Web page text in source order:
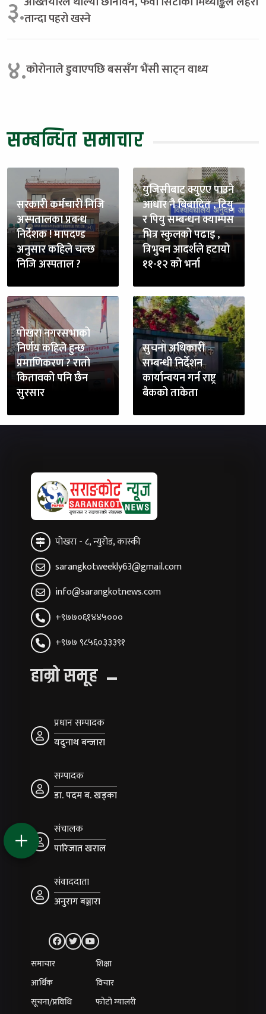
३.तान्दा पहरो खस्ने
४.कोरोनाले डुवाएपछि बससँग भैंसी साट्न वाध्य
सम्बन्धित समाचार
सरकारी कर्मचारी निजि
अस्पतालका प्रबन्ध
निर्देशक ! मापदण्ड
अनुसार कहिले चल्छ
निजि अस्पताल ?
युजिसीबाट क्युएए पाउने
आधार नै बिबादित , टियु
र पियु सम्बन्धन क्याम्पस
भित्र स्कुलको पढाइ ,
त्रिभुवन आदर्शले हटायो
११-१२ को भर्ना
पोखरा नगरसभाको
निर्णय कहिले हुन्छ
प्रमाणिकरण ? रातो
कितावको पनि छैन
सुरसार
सुचना अधिकारी
सम्बन्धी निर्देशन
कार्यान्वयन गर्न राष्ट्र
बैकको ताकेता
पोखरा - ८, न्युरोड, कास्की
sarangkotweekly63@gmail.com
info@sarangkotnews.com
+९७७०६१४४५०००
+९७७ ९८५६०३३३९१
हाम्रो समूह
प्रधान सम्पादक
यदुनाथ बन्जारा
सम्पादक
डा. पदम ब. खड्का
संचालक
पारिजात खराल
संवाददाता
अनुराग बञ्जारा
समाचार
शिक्षा
आर्थिक
विचार
सूचना/प्रविधि
फोटो ग्यालरी